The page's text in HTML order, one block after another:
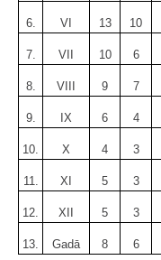
6. VI 13 10
7. VII 10 6
8. VIII 9 7
9. IX 6 4
10. X 4 3
11. XI 5 3
12. XII 5 3
13. Gadā 8 6